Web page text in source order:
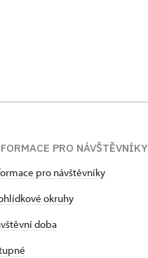
PRO NÁVŠTĚVNÍKY
pro návštěvníky
okruhy
doba